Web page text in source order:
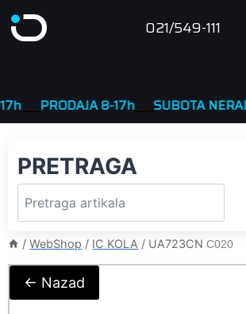
to
021/549-111
PRODAJA 8-17h____SUBOTA NERADNA
PRETRAGA
/ WebShop / IC KOLA / UA723CN C020
← Nazad